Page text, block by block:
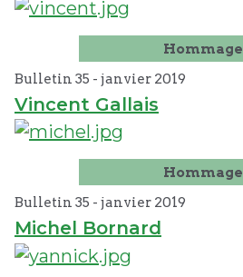
Hommage
Bulletin 35 - janvier 2019
Vincent Gallais
Hommage
Bulletin 35 - janvier 2019
Michel Bornard